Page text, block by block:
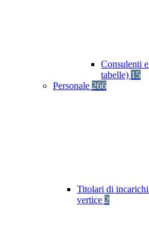
Consulenti
tabelle) 15
Personale 266
Titolari di
vertice 2